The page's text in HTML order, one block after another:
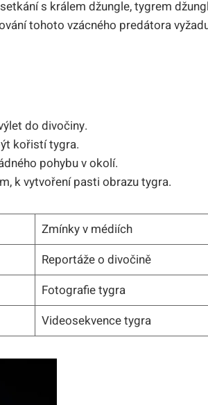
s králem džungle, tygrem
tohoto vzácného predátora
do divočiny.
kořistí tygra.
pohybu v okolí.
k vytvoření pasti obrazu tygra.
Zmínky v médiích
Reportáže o divočině
Fotografie tygra
Videosekvence tygra